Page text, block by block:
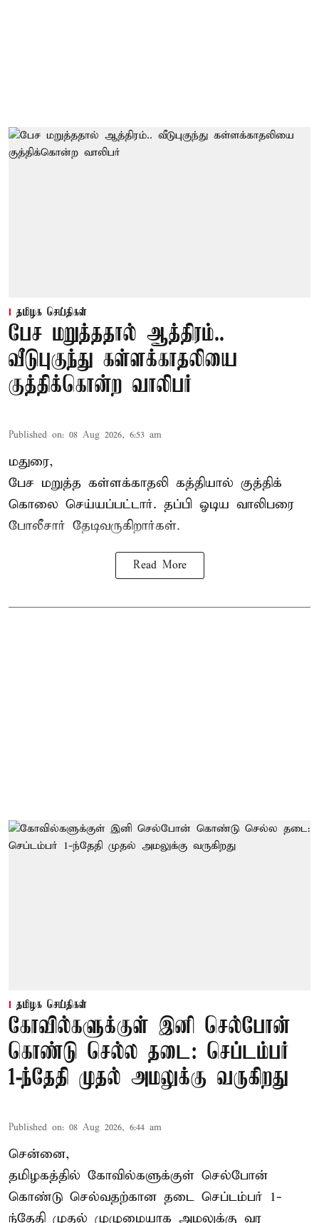
தமிழக செய்திகள்
பேச மறுத்ததால் ஆத்திரம்..
வீடுபுகுந்து கள்ளக்காதலியை
குத்திக்கொன்ற வாலிபர்
Published on: 08 Aug 2026, 6:53 am
மதுரை,
பேச மறுத்த கள்ளக்காதலி கத்தியால் குத்திக்
கொலை செய்யப்பட்டார். தப்பி ஓடிய வாலிபரை
போலீசார் தேடிவருகிறார்கள்.
Read More
தமிழக செய்திகள்
கோவில்களுக்குள் இனி செல்போன்
கொண்டு செல்ல தடை: செப்டம்பர்
1-ந்தேதி முதல் அமலுக்கு வருகிறது
Published on: 08 Aug 2026, 6:44 am
சென்னை,
தமிழகத்தில் கோவில்களுக்குள் செல்போன்
கொண்டு செல்வதற்கான தடை செப்டம்பர் 1-
ந்தேதி முதல் முழுமையாக அமலுக்கு வர